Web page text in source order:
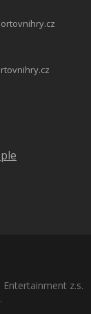
z.s.